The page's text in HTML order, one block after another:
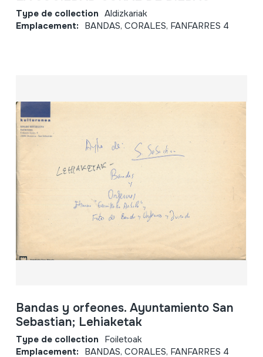
Type de collection Aldizkariak
Emplacement: BANDAS, CORALES, FANFARRES 4
Bandas y orfeones. Ayuntamiento San
Sebastian; Lehiaketak
Type de collection Foiletoak
Emplacement: BANDAS, CORALES, FANFARRES 4